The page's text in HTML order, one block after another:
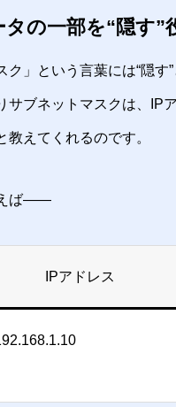
タの一部を“隠す”
ク」という言葉には“隠す
サブネットマスクは、IP
教えてくれるのです。
ば——
IPアドレス